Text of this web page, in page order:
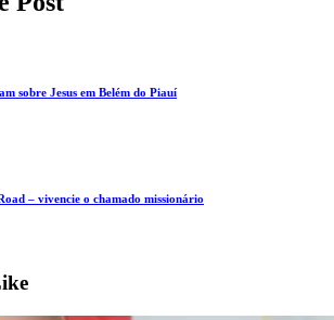
sobre Jesus em Belém do Piauí
– vivencie o chamado missionário